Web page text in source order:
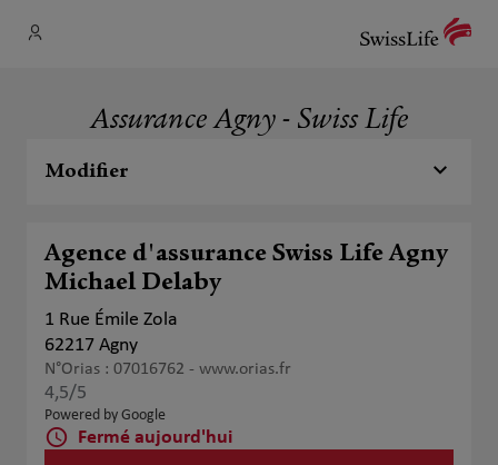
Assurance Agny - Swiss Life
Modifier
Agence d'assurance Swiss Life Agny
Michael Delaby
1 Rue Émile Zola
62217 Agny
N°Orias : 07016762 - www.orias.fr
4,5/5
Powered by Google
Fermé aujourd'hui